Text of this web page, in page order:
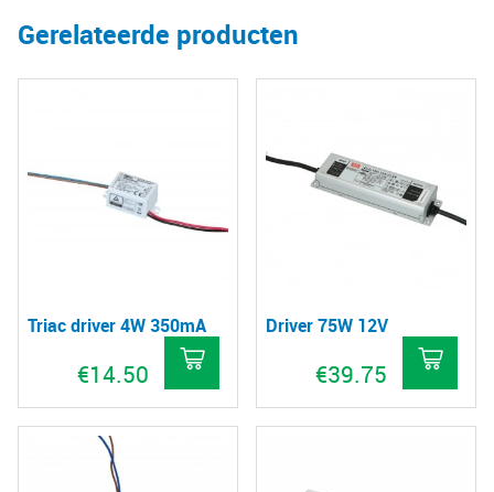
Gerelateerde producten
Triac driver 4W 350mA
€14.50
Driver 75W 12V
€39.75